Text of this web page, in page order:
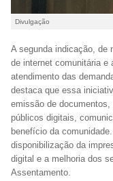
Divulgação
A segunda indicação, de
de internet comunitária e
atendimento das
destaca que essa
emissão de
públicos digitais,
benefício da
disponibilização da
digital e a melhoria dos
Assentamento.